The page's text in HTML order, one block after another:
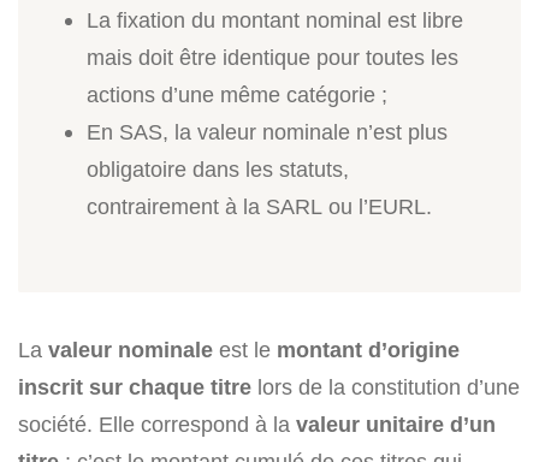
La fixation du montant nominal est libre
mais doit être identique pour toutes les
actions d’une même catégorie ;
En SAS, la valeur nominale n’est plus
obligatoire dans les statuts,
contrairement à la SARL ou l’EURL.
La valeur nominale est le montant d’origine
inscrit sur chaque titre lors de la constitution d’une
société. Elle correspond à la valeur unitaire d’un